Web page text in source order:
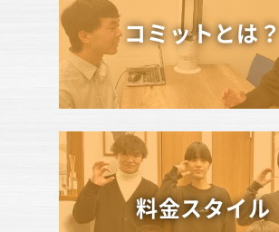
コミットとは？
料金スタイル